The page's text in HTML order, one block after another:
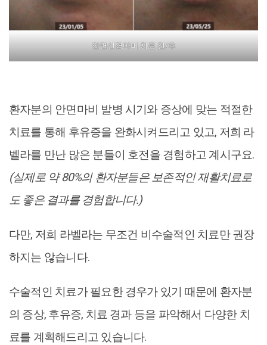
안면신경마비 치료 전/후
환자분의 안면마비 발병 시기와 증상에 맞는 적절한
치료를 통해 후유증을 완화시켜드리고 있고, 저희 라
벨라를 만난 많은 분들이 호전을 경험하고 계시구요.
(실제로 약 80%의 환자분들은 보존적인 재활치료로
도 좋은 결과를 경험합니다.)
다만, 저희 라벨라는 무조건 비수술적인 치료만 권장
하지는 않습니다.
수술적인 치료가 필요한 경우가 있기 때문에 환자분
의 증상, 후유증, 치료 경과 등을 파악해서 다양한 치
료를 계획해드리고 있습니다.